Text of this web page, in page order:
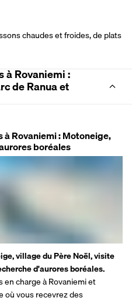
chaudes et froides, de plats
à Rovaniemi :
de Ranua et
à Rovaniemi : Motoneige,
boréales
d'aurores boréales.
en charge à Rovaniemi et
où vous recevrez des